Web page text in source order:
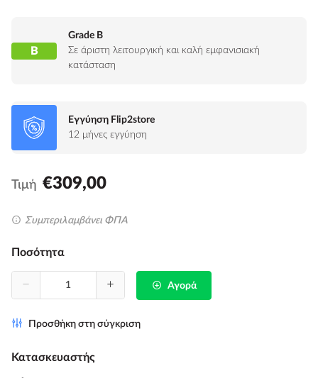
B
Grade B
Σε άριστη λειτουργική και καλή εμφανισιακή
κατάσταση
Εγγύηση Flip2store
12 μήνες εγγύηση
Τιμή €309,00
Συμπεριλαμβάνει ΦΠΑ
Ποσότητα
Αγορά
Προσθήκη στη σύγκριση
Κατασκευαστής